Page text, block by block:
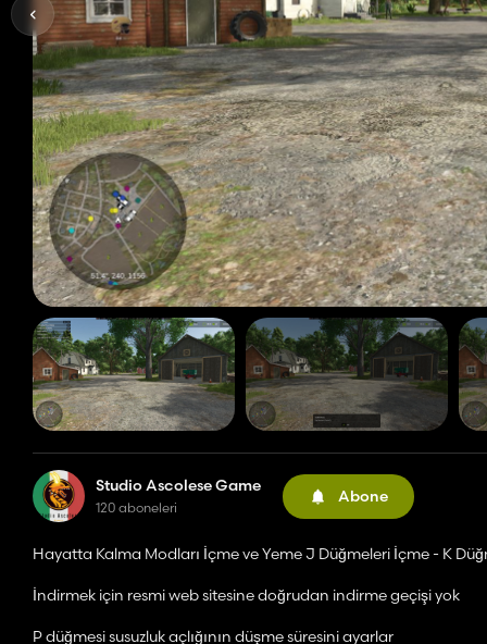
Studio Ascolese Game
120 aboneleri
Abone
Hayatta Kalma Modları İçme ve Yeme J Düğmeleri İçme - K
İndirmek için resmi web sitesine doğrudan indirme geçişi yok
P düğmesi susuzluk açlığının düşme süresini ayarlar